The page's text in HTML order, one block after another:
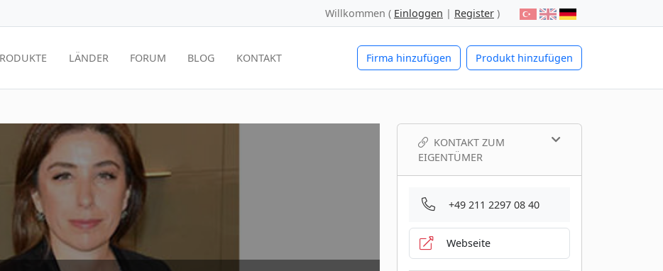
Willkommen ( Einloggen | Register )
Firma hinzufügen Produkt hinzufügen
LÄNDER FORUM BLOG KONTAKT
KONTAKT ZUM
EIGENTÜMER
+49 211 2297 08 40
Webseite